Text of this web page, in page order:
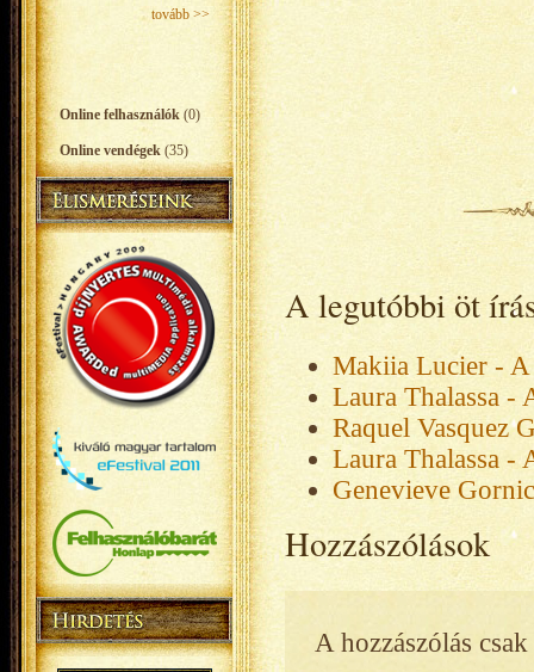
tovább >>
Online felhasználók (0)
Online vendégek (35)
A legutóbbi öt
Makiia Lucier - A
Laura Thalassa -
Raquel Vasquez
Laura Thalassa -
Genevieve
Hozzászólások
A hozzászólás